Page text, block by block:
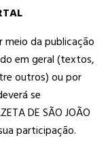
meio da publicação
em geral (textos,
outros) ou por
se
DE SÃO JOÃO
participação.